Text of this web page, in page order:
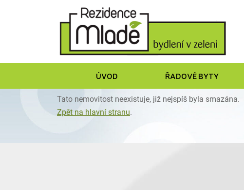
ÚVOD ŘADOVÉ BYTY
Tato nemovitost neexistuje, již nejspíš byla smazána.
Zpět na hlavní stranu.